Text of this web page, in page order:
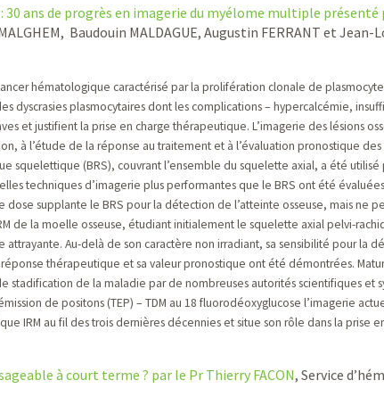
30 ans de progrès en imagerie du myélome multiple présenté
Baudouin MALDAGUE, Augustin FERRANT et Jean-
hématologique caractérisé par la prolifération clonale de
dyscrasies plasmocytaires dont les complications – hypercalcémie,
et justifient la prise en charge thérapeutique. L’imagerie des lésions
à l’étude de la réponse au traitement et à l’évaluation pronostique
squelettique (BRS), couvrant l’ensemble du squelette axial, a été
techniques d’imagerie plus performantes que le BRS ont été
dose supplante le BRS pour la détection de l’atteinte osseuse, mais ne
de la moelle osseuse, étudiant initialement le squelette axial pelvi-
Au-delà de son caractère non irradiant, sa sensibilité pour la
thérapeutique et sa valeur pronostique ont été démontrées.
stadification de la maladie par de nombreuses autorités scientifiques et
de positons (TEP) – TDM au 18 fluorodéoxyglucose l’imagerie
IRM au fil des trois dernières décennies et situe son rôle dans la prise
à court terme ? par le Pr Thierry FACON, Service